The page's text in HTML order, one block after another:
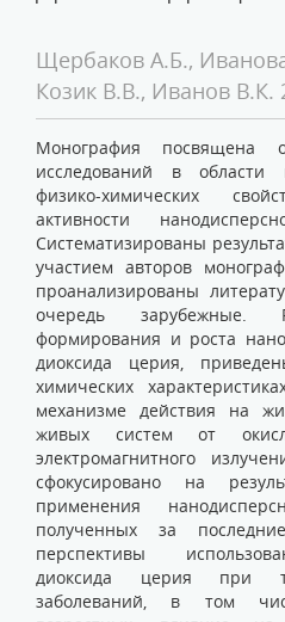
Щербаков А.Б.,
Козик В.В., Иванов В.К.
Монография посвящена
исследований в области
физико-химических
активности
Систематизированы
участием авторов
проанализированы
очередь зарубежные.
формирования и роста
диоксида церия,
химических
механизме действия на
живых систем от
электромагнитного
сфокусировано на
применения
полученных за
перспективы
диоксида церия при
заболеваний, в том